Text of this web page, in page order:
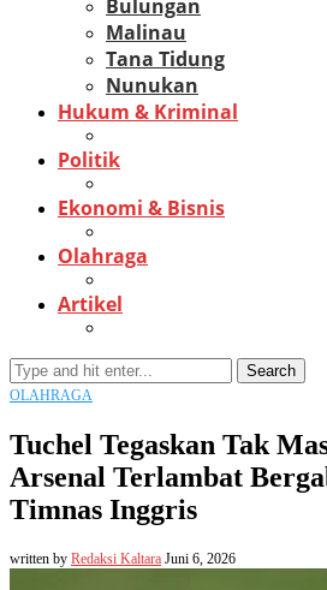
Bulungan
Malinau
Tana Tidung
Nunukan
Hukum & Kriminal
Politik
Ekonomi & Bisnis
Olahraga
Artikel
Search
OLAHRAGA
Tuchel Tegaskan Tak
Arsenal Terlambat
Timnas Inggris
written by Redaksi Kaltara Juni 6, 2026